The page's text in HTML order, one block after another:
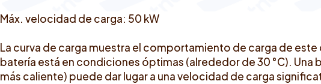
Máx. velocidad de carga: 50 kW
La curva de carga muestra el comportamiento de carga de
batería está en condiciones óptimas (alrededor de 30 °C). Una
más caliente) puede dar lugar a una velocidad de carga